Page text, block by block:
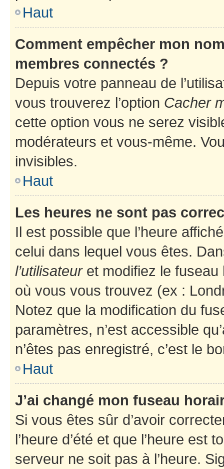
Haut
Comment empêcher mon
membres connectés ?
Depuis votre panneau de
vous trouverez l’option Cacher
cette option vous ne serez
modérateurs et vous-même.
invisibles.
Haut
Les heures ne sont pas
Il est possible que l’heure
celui dans lequel vous êtes.
l’utilisateuret modifiez le fuseau
où vous vous trouvez (ex :
Notez que la modification du
paramètres, n’est accessible
n’êtes pas enregistré, c’est le
Haut
J’ai changé mon fuseau
Si vous êtes sûr d’avoir
l’heure d’été et que l’heure est
serveur ne soit pas à l’heure.